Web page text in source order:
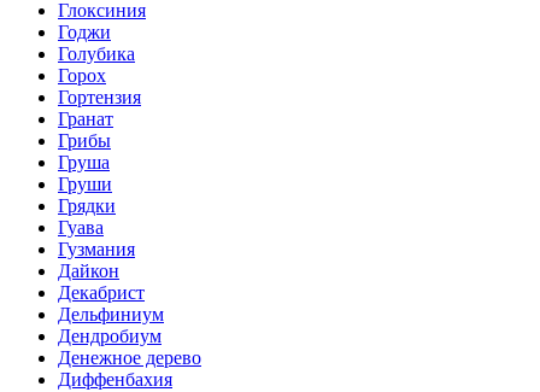
Глоксиния
Годжи
Голубика
Горох
Гортензия
Гранат
Грибы
Груша
Груши
Грядки
Гуава
Гузмания
Дайкон
Декабрист
Дельфиниум
Дендробиум
Денежное дерево
Диффенбахия